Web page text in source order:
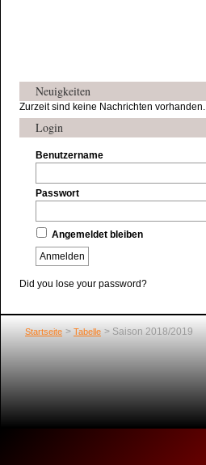
Neuigkeiten
Zurzeit sind keine Nachrichten vorhanden.
Login
Benutzername
Passwort
Angemeldet bleiben
Did you lose your password?
Startseite Tabelle Saison 2018/2019